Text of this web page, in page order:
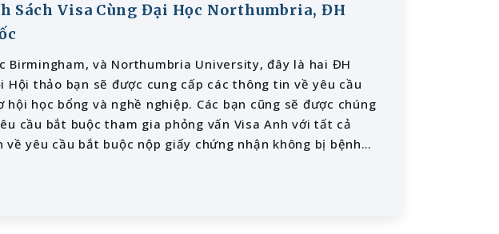
Sách Visa Cùng Đại Học Northumbria, ĐH
Birmingham, và Northumbria University, đây là hai ĐH
thảo bạn sẽ được cung cấp các thông tin về yêu cầu
học bổng và nghề nghiệp. Các bạn cũng sẽ được chúng
cầu bắt buộc tham gia phỏng vấn Visa Anh với tất cả
yêu cầu bắt buộc nộp giấy chứng nhận không bị bệnh